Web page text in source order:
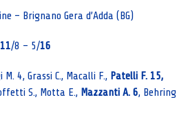
– Brignano Gera d’Adda (BG)
11/8 – 5/16
4, Grassi C., Macalli F., Patelli F. 15,
S., Motta E., Mazzanti A. 6, Behring